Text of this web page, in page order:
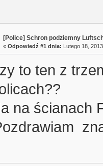
[Police] Schron podziemny
« Odpowiedź #1 dnia: Lutego 18,
to ten z
na ścianach